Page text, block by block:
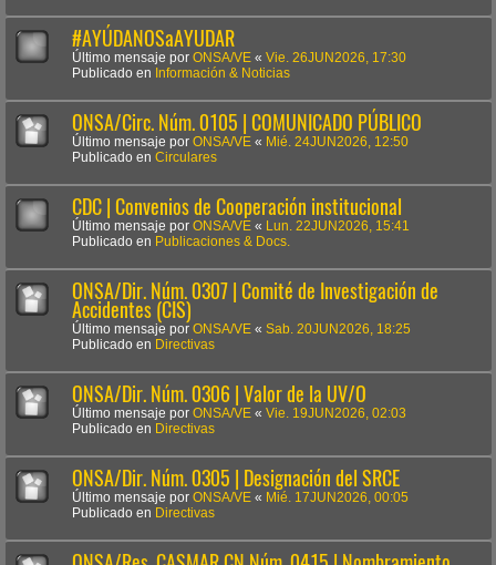
#AYÚDANOSaAYUDAR
Último mensaje por ONSA/VE « Vie. 26JUN2026, 17:30
Publicado en Información & Noticias
ONSA/Circ. Núm. 0105 | COMUNICADO PÚBLICO
Último mensaje por ONSA/VE « Mié. 24JUN2026, 12:50
Publicado en Circulares
CDC | Convenios de Cooperación institucional
Último mensaje por ONSA/VE «
Lun. 22JUN2026, 15:41
Publicado en Publicaciones & Docs.
ONSA/Dir. Núm. 0307 | Comité de Investigación de
Accidentes (CIS)
Último mensaje por ONSA/VE « Sab. 20JUN2026, 18:25
Publicado en Directivas
ONSA/Dir. Núm. 0306 | Valor de la UV/O
Último mensaje por ONSA/VE « Vie. 19JUN2026, 02:03
Publicado en Directivas
ONSA/Dir. Núm. 0305 | Designación del SRCE
Último mensaje por ONSA/VE « Mié. 17JUN2026, 00:05
Publicado en Directivas